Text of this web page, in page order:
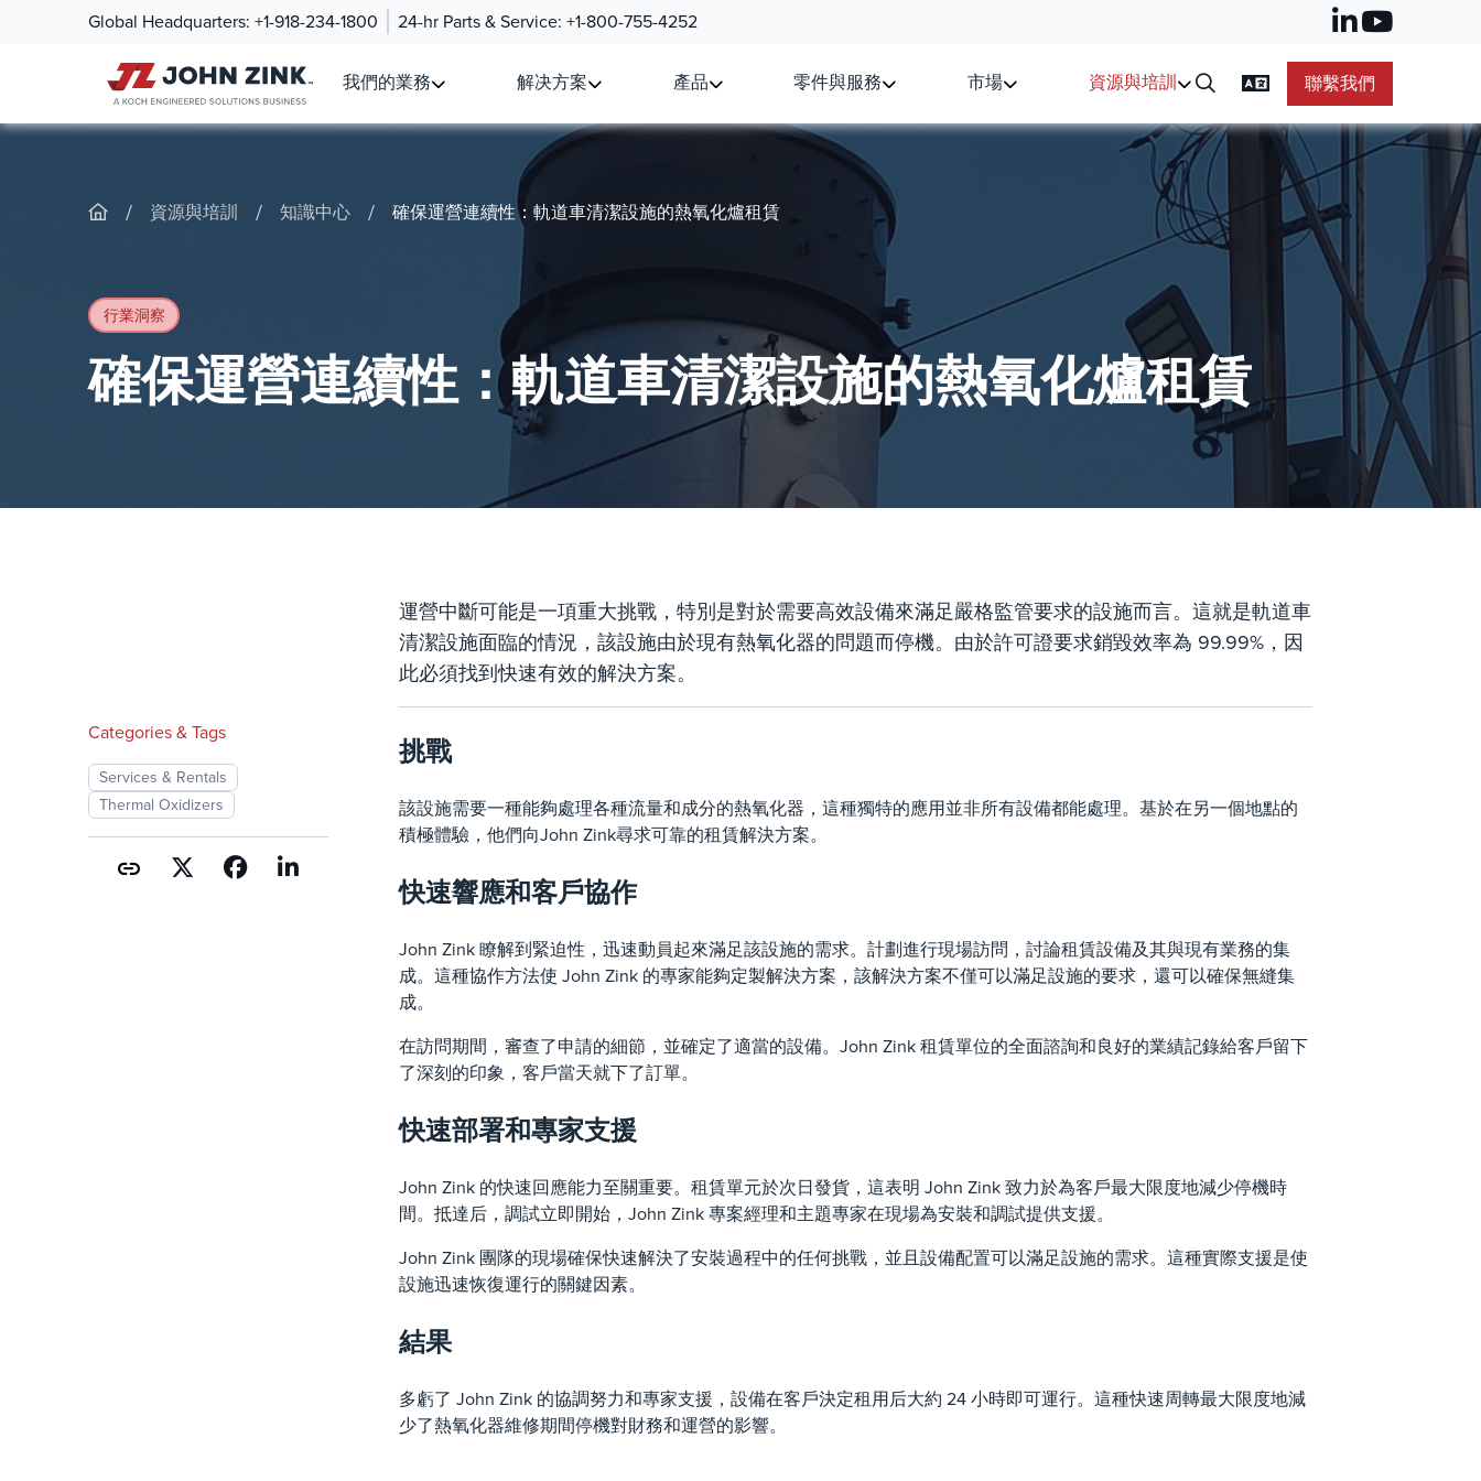
Global Headquarters: +1-918-234-1800 24-hr Parts & Service: +1-800-755-4252
我們的業務 解决方案 產品 零件與服務 市場 資源與培訓 聯繫我們
/ 資源與培訓 / 知識中心 / 確保運營連續性：軌道車清潔設施的熱氧化爐租賃
行業洞察
確保運營連續性：軌道車清潔設施的熱氧化爐租賃
Categories & Tags
Services & Rentals
Thermal Oxidizers
運營中斷可能是一項重大挑戰，特別是對於需要高效設備來滿足嚴格監管要求的設施而言。這就是軌道車
清潔設施面臨的情況，該設施由於現有熱氧化器的問題而停機。由於許可證要求銷毀效率為 99.99%，因
此必須找到快速有效的解決方案。
挑戰
該設施需要一種能夠處理各種流量和成分的熱氧化器，這種獨特的應用並非所有設備都能處理。基於在另一個地點的
積極體驗，他們向John Zink尋求可靠的租賃解決方案。
快速響應和客戶協作
John Zink 瞭解到緊迫性，迅速動員起來滿足該設施的需求。計劃進行現場訪問，討論租賃設備及其與現有業務的集
成。這種協作方法使 John Zink 的專家能夠定製解決方案，該解決方案不僅可以滿足設施的要求，還可以確保無縫集
成。
在訪問期間，審查了申請的細節，並確定了適當的設備。John Zink 租賃單位的全面諮詢和良好的業績記錄給客戶留下
了深刻的印象，客戶當天就下了訂單。
快速部署和專家支援
John Zink 的快速回應能力至關重要。租賃單元於次日發貨，這表明 John Zink 致力於為客戶最大限度地減少停機時
間。抵達后，調試立即開始，John Zink 專案經理和主題專家在現場為安裝和調試提供支援。
John Zink 團隊的現場確保快速解決了安裝過程中的任何挑戰，並且設備配置可以滿足設施的需求。這種實際支援是使
設施迅速恢復運行的關鍵因素。
結果
多虧了 John Zink 的協調努力和專家支援，設備在客戶決定租用后大約 24 小時即可運行。這種快速周轉最大限度地減
少了熱氧化器維修期間停機對財務和運營的影響。